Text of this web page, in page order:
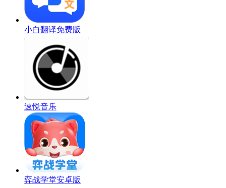
小白翻译免费版
速悦音乐
弈战学堂安卓版